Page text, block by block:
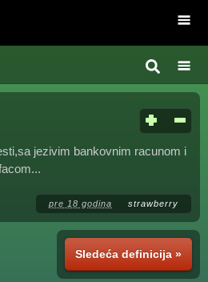
jezivim bankovnim racunom i
pre 18 godina strawberry
Sledeća definicija »